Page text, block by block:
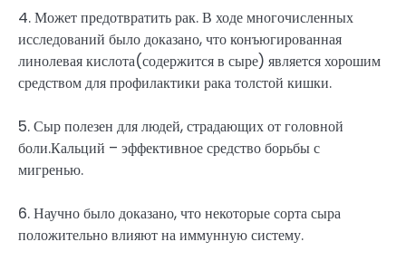
4. Может предотвратить рак. В ходе многочисленных
исследований было доказано, что конъюгированная
линолевая кислота(содержится в сыре) является хорошим
средством для профилактики рака толстой кишки.
5. Сыр полезен для людей, страдающих от головной
боли.Кальций – эффективное средство борьбы с
мигренью.
6. Научно было доказано, что некоторые сорта сыра
положительно влияют на иммунную систему.